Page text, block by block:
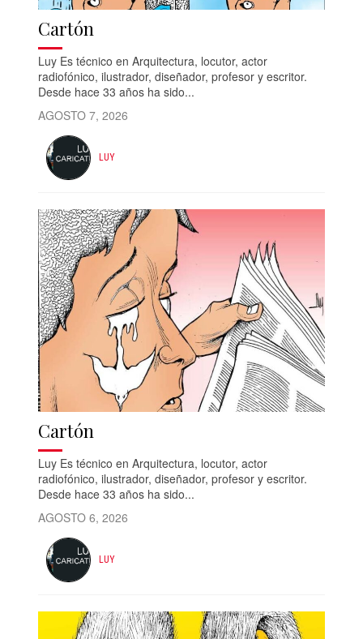
Cartón
Luy Es técnico en Arquitectura, locutor, actor
radiofónico, ilustrador, diseñador, profesor y escritor.
Desde hace 33 años ha sido...
AGOSTO 7, 2026
LUY
Cartón
Luy Es técnico en Arquitectura, locutor, actor
radiofónico, ilustrador, diseñador, profesor y escritor.
Desde hace 33 años ha sido...
AGOSTO 6, 2026
LUY